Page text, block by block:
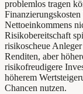
problemlos tragen
Nettoeinkommens
Risikobereitschaft
risikoscheue
Renditen, aber
risikofreudigere
höherem
Chancen nutzen.